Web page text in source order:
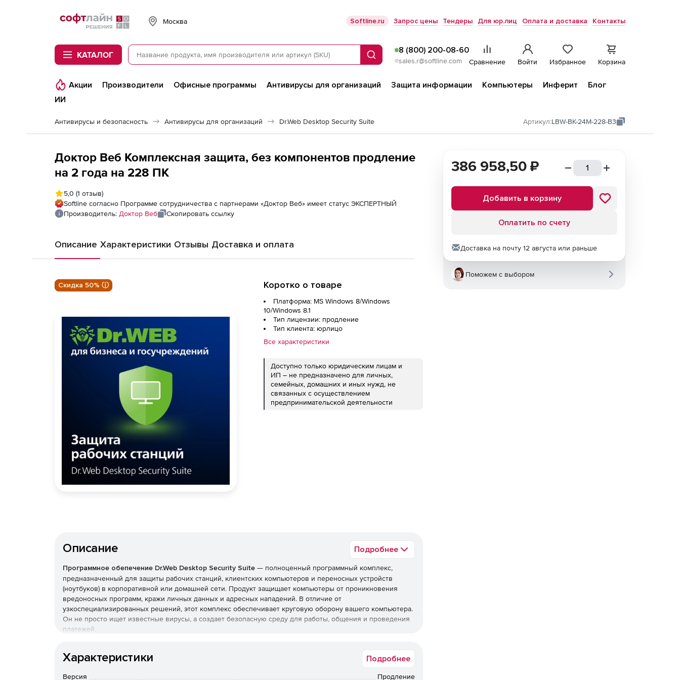
Softline
Москва Softline.ru Запрос цены Тендеры Для юр.лиц Оплата и доставка Контакты
КАТАЛОГ Поиск
8 (800) 200-08-60
sales.r@softline.com Сравнение Войти Избранное Корзина
Акции Производители Офисные программы Антивирусы для организаций Защита информации Компьютеры Инферит
Блог
ИИ
Антивирусы и безопасность Антивирусы для организаций Dr.Web Desktop Security Suite Артикул:LBW-BK-24M-228-B3
Доктор Веб Комплексная защита, без компонентов продление
на 2 года на 228 ПК
5,0 (1 отзыв)
Softline согласно Программе сотрудничества с партнерами «Доктор Веб» имеет статус ЭКСПЕРТНЫЙ
Производитель: Доктор Веб Скопировать ссылку
Описание Характеристики Отзывы Доставка и оплата
Скидка 50% ⓘ Коротко о товаре
Платформа: MS Windows 8/Windows
10/Windows 8.1
Тип лицензии: продление
Тип клиента: юрлицо
Все характеристики
Доступно только юридическим лицам и
ИП – не предназначено для личных,
семейных, домашних и иных нужд, не
связанных с осуществлением
предпринимательской деятельности
Описание Подробнее
Программное обепечение Dr.Web Desktop Security Suite — полноценный программный комплекс,
предназначенный для защиты рабочих станций, клиентских компьютеров и переносных устройств
(ноутбуков) в корпоративной или домашней сети. Продукт защищает компьютеры от проникновения
вредоносных программ, кражи личных данных и адресных нападений. В отличие от
узкоспециализированных решений, этот комплекс обеспечивает круговую оборону вашего компьютера.
Он не просто ищет известные вирусы, а создает безопасную среду для работы, общения и проведения
платежей.
Преимущества Dr.Web Desktop Security Suite
Наличие сертификатов
Характеристики Подробнее
Версия Продление
386 958,50 ₽
Добавить в корзину
Оплатить по счету
Доставка на почту 12 августа или раньше
Поможем с выбором